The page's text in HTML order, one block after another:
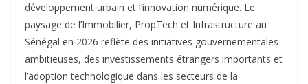
développement urbain et l’innovation numérique. Le
paysage de l’Immobilier, PropTech et Infrastructure au
Sénégal en 2026 reflète des initiatives gouvernementales
ambitieuses, des investissements étrangers importants et
l’adoption technologique dans les secteurs de la